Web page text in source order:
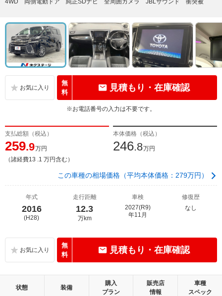
無
料
見積もり・在庫確認
※お電話番号の入力は不要です。
支払総額（税込）
259.9万円
（諸経費13 .1 万円含む）
本体価格（税込）
246.8万円
この車種の相場価格（平均本体価格：279万円）
年式
2016
(H28)
走行距離
12.3
万km
車検
2027(R9)
年11月
修復歴
なし
無
料
見積もり・在庫確認
状態 装備
購入
プラン
販売店
情報
車種
スペック